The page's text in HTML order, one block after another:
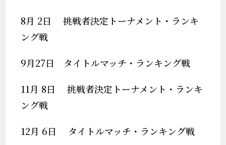
8月 2日 挑戦者決定トーナメント・ランキ
ング戦
9月27日 タイトルマッチ・ランキング戦
11月 8日 挑戦者決定トーナメント・ランキ
ング戦
12月 6日 タイトルマッチ・ランキング戦